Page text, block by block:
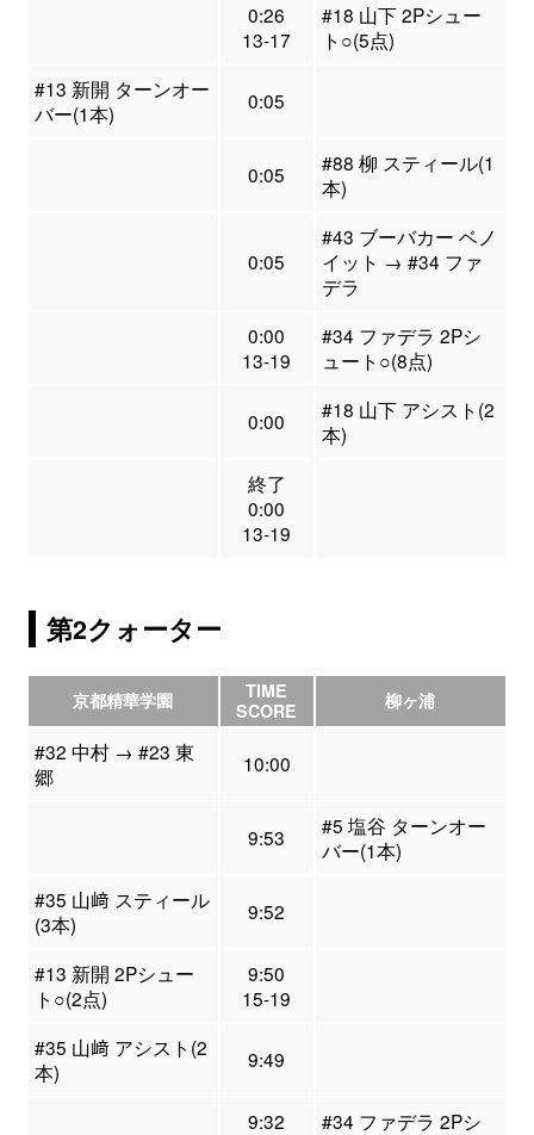
0:26
13-17
#18 山下 2Pシュー
ト○(5点)
#13 新開 ターンオー
バー(1本)
0:05
0:05
#88 柳 スティール(1
本)
0:05
#43 ブーバカー ベノ
イット → #34 ファ
デラ
0:00
13-19
#34 ファデラ 2Pシ
ュート○(8点)
0:00
#18 山下 アシスト(2
本)
終了
0:00
13-19
第2クォーター
京都精華学園
TIME
SCORE
柳ヶ浦
#32 中村 → #23 東
郷
10:00
9:53
#5 塩谷 ターンオー
バー(1本)
#35 山﨑 スティール
(3本)
9:52
#13 新開 2Pシュー
ト○(2点)
9:50
15-19
#35 山﨑 アシスト(2
本)
9:49
9:32
#34 ファデラ 2Pシ